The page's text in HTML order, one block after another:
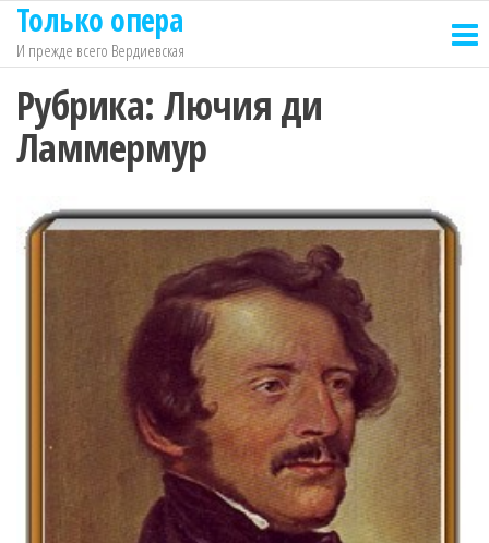
Перейти
содержимому
Только опера
И прежде всего Вердиевская
Рубрика: Лючия ди
Ламмермур